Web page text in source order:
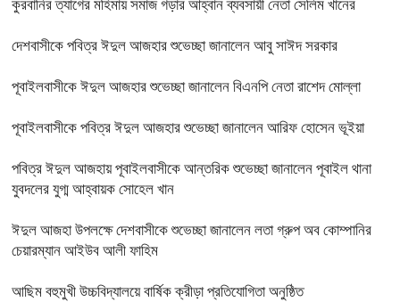
কুরবানির ত্যাগের মহিমায় সমাজ গড়ার আহ্বান ব্যবসায়ী নেতা সেলিম খানের
দেশবাসীকে পবিত্র ঈদুল আজহার শুভেচ্ছা জানালেন আবু সাঈদ সরকার
পূবাইলবাসীকে ঈদুল আজহার শুভেচ্ছা জানালেন বিএনপি নেতা রাশেদ মোল্লা
পূবাইলবাসীকে পবিত্র ঈদুল আজহার শুভেচ্ছা জানালেন আরিফ হোসেন ভূইয়া
পবিত্র ঈদুল আজহায় পূবাইলবাসীকে আন্তরিক শুভেচ্ছা জানালেন পূবাইল থানা
যুবদলের যুগ্ম আহ্বায়ক সোহেল খান
ঈদুল আজহা উপলক্ষে দেশবাসীকে শুভেচ্ছা জানালেন লতা গ্রুপ অব কোম্পানির
চেয়ারম্যান আইউব আলী ফাহিম
আছিম বহুমুখী উচ্চবিদ্যালয়ে বার্ষিক ক্রীড়া প্রতিযোগিতা অনুষ্ঠিত